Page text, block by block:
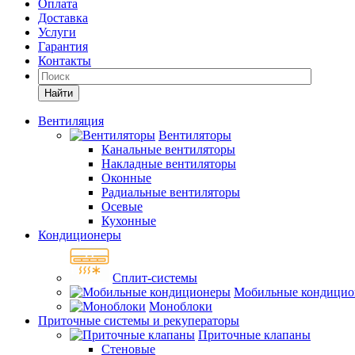
Оплата
Доставка
Услуги
Гарантия
Контакты
Найти
Вентиляция
Вентиляторы
Канальные вентиляторы
Накладные вентиляторы
Оконные
Радиальные вентиляторы
Осевые
Кухонные
Кондиционеры
Сплит-системы
Мобильные
Моноблоки
Приточные системы и рекуператоры
Приточные клапаны
Стеновые